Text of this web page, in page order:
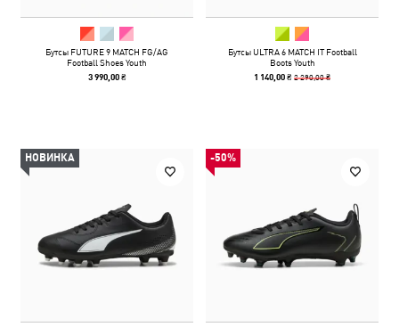
Бутсы FUTURE 9 MATCH FG/AG
Football Shoes Youth
3 990,00 ₴
Бутсы ULTRA 6 MATCH IT Football
Boots Youth
1 140,00 ₴2 290,00 ₴
НОВИНКА -50%